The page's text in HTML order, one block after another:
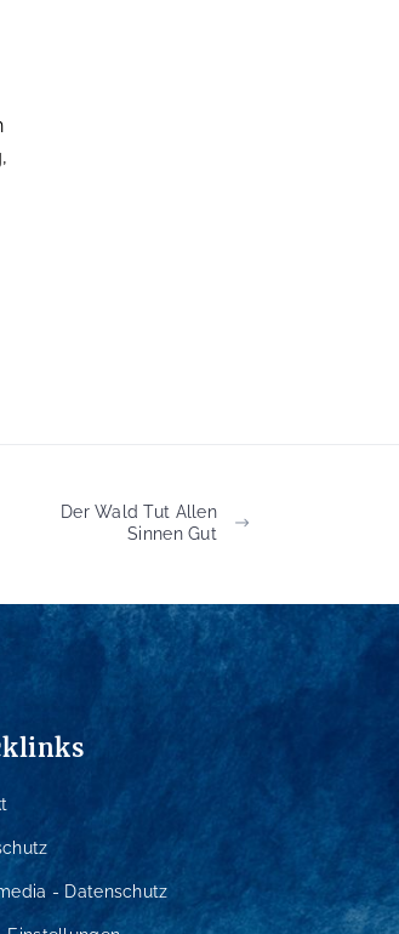
Der Wald Tut Allen
Sinnen Gut
- Datenschutz